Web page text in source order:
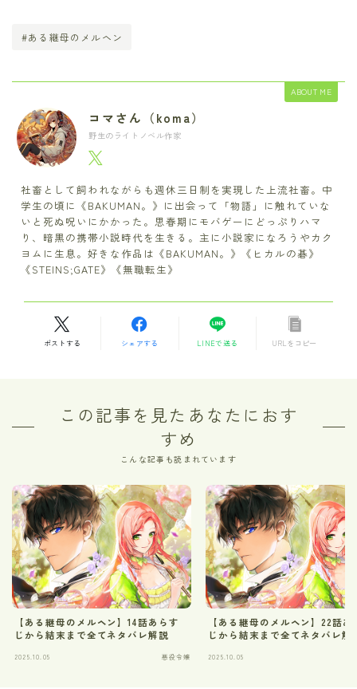
#ある継母のメルヘン
ABOUT ME
コマさん（koma）
野生のライトノベル作家
社畜として飼われながらも週休三日制を実現した上流社畜。中
学生の頃に《BAKUMAN。》に出会って「物語」に触れていな
いと死ぬ呪いにかかった。思春期にモバゲーにどっぷりハマ
り、暗黒の携帯小説時代を生きる。主に小説家になろうやカク
ヨムに生息。好きな作品は《BAKUMAN。》《ヒカルの碁》
《STEINS;GATE》《無職転生》
ポストする シェアする LINEで送る URLをコピー
この記事を見たあなたにおす
すめ
こんな記事も読まれています
【ある継母のメルヘン】14話あらす
じから結末まで全てネタバレ解説
2025.10.05 悪役令嬢
【ある継母のメルヘン】22話あ
じから結末まで全てネタバレ解
2025.10.05